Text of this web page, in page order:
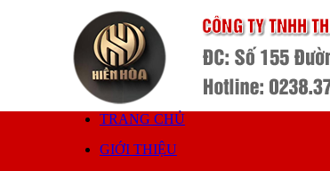
TRANG CHỦ
GIỚI THIỆU